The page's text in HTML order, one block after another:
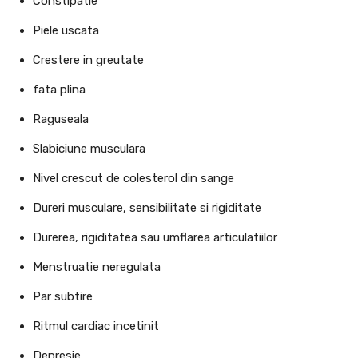
Piele uscata
Crestere in greutate
fata plina
Raguseala
Slabiciune musculara
Nivel crescut de colesterol din sange
Dureri musculare, sensibilitate si rigiditate
Durerea, rigiditatea sau umflarea articulatiilor
Menstruatie neregulata
Par subtire
Ritmul cardiac incetinit